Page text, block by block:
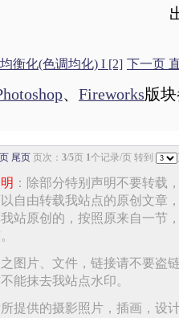
衡化(色调均化) I [2] 下一页
、 Fireworks版
尾页 页次： 3/5页 1个记录/页 转到
：除部分特别声明不要转载
自由转载我站点的原创文章
站原创的，按照原来自一节
之图片、文件，链接请不要盗
能抹去我站点水印。
所提供的摄影照片，插画，设